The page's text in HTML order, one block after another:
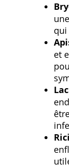
qui
et